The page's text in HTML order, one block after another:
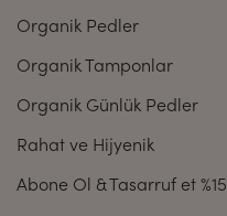
Organik Pedler
Organik Tamponlar
Organik Günlük Pedler
Rahat ve Hijyenik
Abone Ol & Tasarruf et %15